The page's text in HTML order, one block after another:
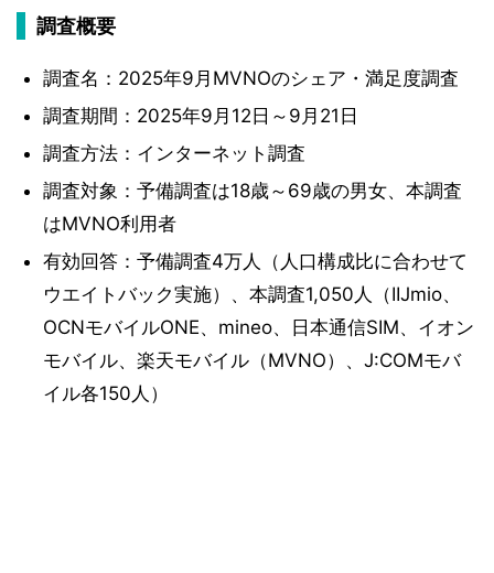
調査概要
調査名：2025年9月MVNOのシェア・満足度調査
調査期間：2025年9月12日～9月21日
調査方法：インターネット調査
調査対象：予備調査は18歳～69歳の男女、本調査
はMVNO利用者
有効回答：予備調査4万人（人口構成比に合わせて
ウエイトバック実施）、本調査1,050人（IIJmio、
OCNモバイルONE、mineo、日本通信SIM、イオン
モバイル、楽天モバイル（MVNO）、J:COMモバ
イル各150人）